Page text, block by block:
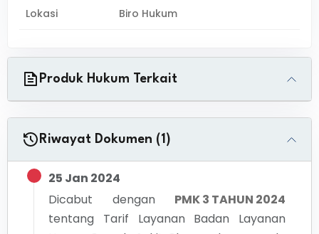
Lokasi Biro Hukum
Produk Hukum Terkait
Riwayat Dokumen (1)
25 Jan 2024
Dicabut dengan
PMK 3 TAHUN 2024
tentang Tarif Layanan Badan Layanan